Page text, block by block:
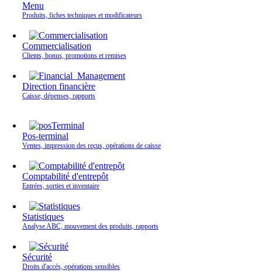
Menu
Produits, fiches techniques et modificateurs
Commercialisation
Clients, bonus, promotions et remises
Direction financière
Caisse, dépenses, rapports
Pos-terminal
Ventes, impression des reçus, opérations de caisse
Comptabilité d'entrepôt
Entrées, sorties et inventaire
Statistiques
Analyse ABC, mouvement des produits, rapports
Sécurité
Droits d'accès, opérations sensibles